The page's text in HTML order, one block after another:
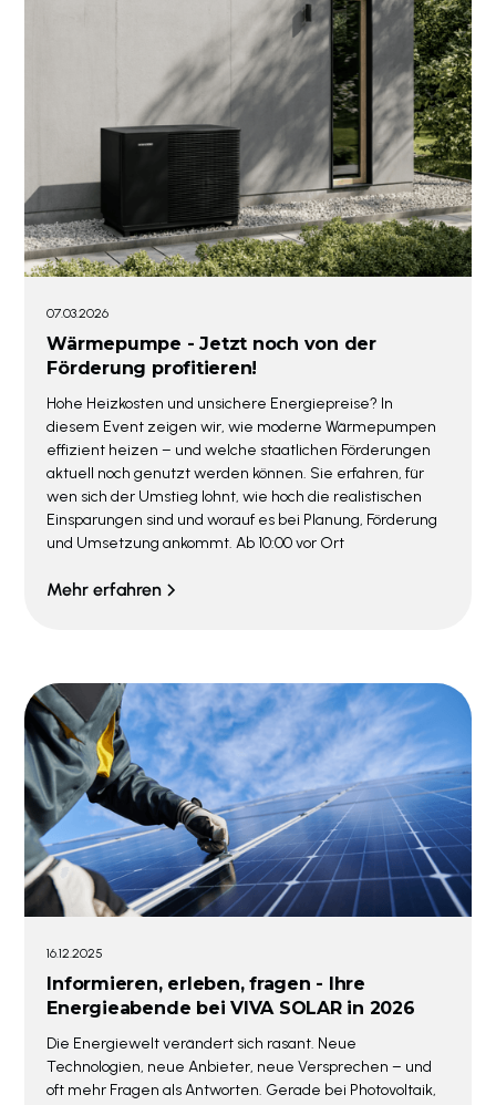
07.03.2026
Wärmepumpe - Jetzt noch von der
Förderung profitieren!
Hohe Heizkosten und unsichere Energiepreise? In
diesem Event zeigen wir, wie moderne Wärmepumpen
effizient heizen – und welche staatlichen Förderungen
aktuell noch genutzt werden können. Sie erfahren, für
wen sich der Umstieg lohnt, wie hoch die realistischen
Einsparungen sind und worauf es bei Planung, Förderung
und Umsetzung ankommt. Ab 10:00 vor Ort
Mehr erfahren
16.12.2025
Informieren, erleben, fragen - Ihre
Energieabende bei VIVA SOLAR in 2026
Die Energiewelt verändert sich rasant. Neue
Technologien, neue Anbieter, neue Versprechen – und
oft mehr Fragen als Antworten. Gerade bei Photovoltaik,